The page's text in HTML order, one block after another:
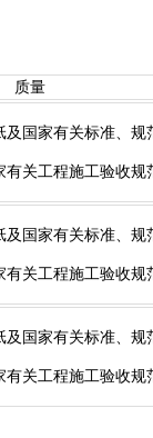
质量
及国家有关标准、规
有关工程施工验收规
及国家有关标准、规
有关工程施工验收规
及国家有关标准、规
有关工程施工验收规